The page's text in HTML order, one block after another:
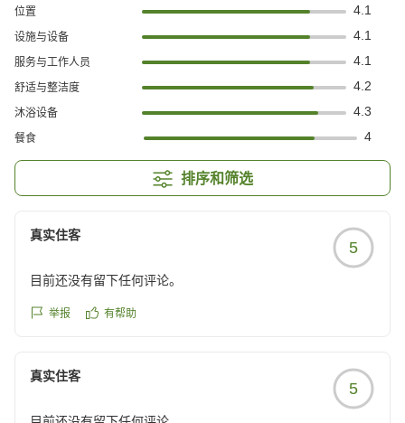
位置 4.1
设施与设备 4.1
服务与工作人员 4.1
舒适与整洁度 4.2
沐浴设备 4.3
餐食 4
排序和筛选
真实住客
5
目前还没有留下任何评论。
举报 有帮助
真实住客
5